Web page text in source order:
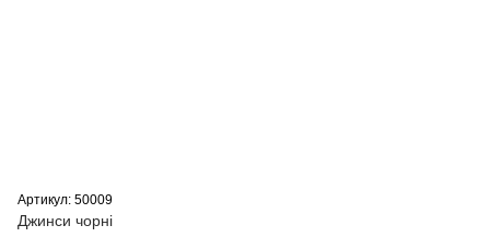
Артикул: 50009
Джинси чорні